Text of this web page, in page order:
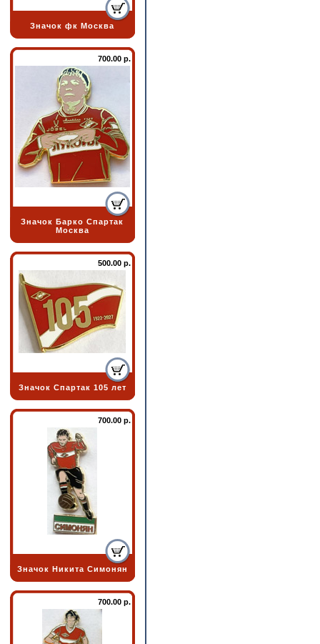
Значок фк Москва
700.00 р.
Значок Барко Спартак
Москва
500.00 р.
Значок Спартак 105 лет
700.00 р.
Значок Никита Симонян
700.00 р.